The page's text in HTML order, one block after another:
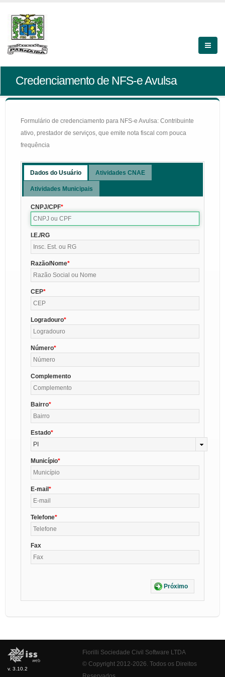
Credenciamento de NFS-e Avulsa
Formulário de credenciamento para NFS-e Avulsa: Contribuinte
ativo, prestador de serviços, que emite nota fiscal com pouca
frequência
Dados do Usuário Atividades CNAE
Atividades Municipais
CNPJ/CPF
I.E./RG
Razão/Nome
CEP
Logradouro
Número
Complemento
Bairro
Estado
PI
Município
E-mail
Telefone
Fax
Próximo
v. 3.10.2
Fiorilli Sociedade Civil Software LTDA
© Copyright 2012-2026. Todos os Direitos